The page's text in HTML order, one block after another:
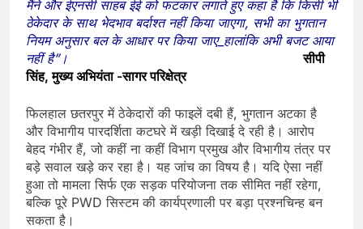
मैंने और ईएनसी साहब ईई को फटकार लगाते हुए कहा है कि किसी भी
ठेकेदार के साथ भेदभाव बर्दाश्त नहीं किया जाएगा, सभी का भुगतान
नियम अनुसार बल के आधार पर किया जाए_हालांकि अभी बजट आया
नहीं है”।सीपी
सिंह, मुख्य अभियंता -सागर परिक्षेत्र
फिलहाल छतरपुर में ठेकेदारों की फाइलें दबी हैं, भुगतान अटका है
और विभागीय पारदर्शिता कटघरे में खड़ी दिखाई दे रही है। आरोप
बेहद गंभीर हैं, जो कहीं ना कहीं विभाग प्रमुख और विभागीय तंत्र पर
बड़े सवाल खड़े कर रहा है। यह जांच का विषय है। यदि ऐसा नहीं
हुआ तो मामला सिर्फ एक सड़क परियोजना तक सीमित नहीं रहेगा,
बल्कि पूरे PWD सिस्टम की कार्यप्रणाली पर बड़ा प्रश्नचिन्ह बन
सकता है।